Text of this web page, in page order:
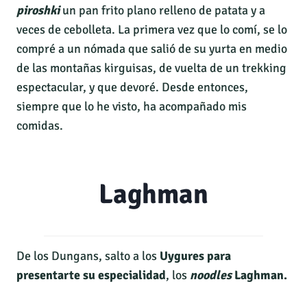
piroshki un pan frito plano relleno de patata y a
veces de cebolleta. La primera vez que lo comí, se lo
compré a un nómada que salió de su yurta en medio
de las montañas kirguisas, de vuelta de un trekking
espectacular, y que devoré. Desde entonces,
siempre que lo he visto, ha acompañado mis
comidas.
Laghman
De los Dungans, salto a los Uygures para
presentarte su especialidad, los noodlesLaghman.